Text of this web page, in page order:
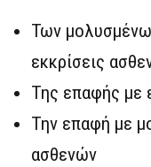
Των
εκκρίσεις
Της επαφής με
Την επαφή με
ασθενών